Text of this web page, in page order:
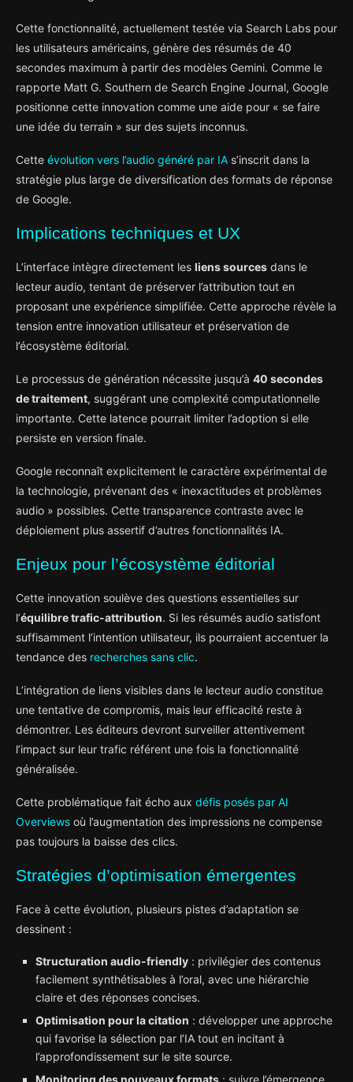
Cette fonctionnalité, actuellement testée via Search Labs pour
les utilisateurs américains, génère des résumés de 40
secondes maximum à partir des modèles Gemini. Comme le
rapporte Matt G. Southern de Search Engine Journal, Google
positionne cette innovation comme une aide pour « se faire
une idée du terrain » sur des sujets inconnus.
Cette évolution vers l’audio généré par IA s’inscrit dans la
stratégie plus large de diversification des formats de réponse
de Google.
Implications techniques et UX
L’interface intègre directement les liens sources dans le
lecteur audio, tentant de préserver l’attribution tout en
proposant une expérience simplifiée. Cette approche révèle la
tension entre innovation utilisateur et préservation de
l’écosystème éditorial.
Le processus de génération nécessite jusqu’à 40 secondes
de traitement, suggérant une complexité computationnelle
importante. Cette latence pourrait limiter l’adoption si elle
persiste en version finale.
Google reconnaît explicitement le caractère expérimental de
la technologie, prévenant des « inexactitudes et problèmes
audio » possibles. Cette transparence contraste avec le
déploiement plus assertif d’autres fonctionnalités IA.
Enjeux pour l’écosystème éditorial
Cette innovation soulève des questions essentielles sur
l’équilibre trafic-attribution. Si les résumés audio satisfont
suffisamment l’intention utilisateur, ils pourraient accentuer la
tendance des recherches sans clic.
L’intégration de liens visibles dans le lecteur audio constitue
une tentative de compromis, mais leur efficacité reste à
démontrer. Les éditeurs devront surveiller attentivement
l’impact sur leur trafic référent une fois la fonctionnalité
généralisée.
Cette problématique fait écho aux défis posés par AI
Overviews où l’augmentation des impressions ne compense
pas toujours la baisse des clics.
Stratégies d’optimisation émergentes
Face à cette évolution, plusieurs pistes d’adaptation se
dessinent :
Structuration audio-friendly : privilégier des contenus
facilement synthétisables à l’oral, avec une hiérarchie
claire et des réponses concises.
Optimisation pour la citation : développer une approche
qui favorise la sélection par l’IA tout en incitant à
l’approfondissement sur le site source.
Monitoring des nouveaux formats : suivre l’émergence